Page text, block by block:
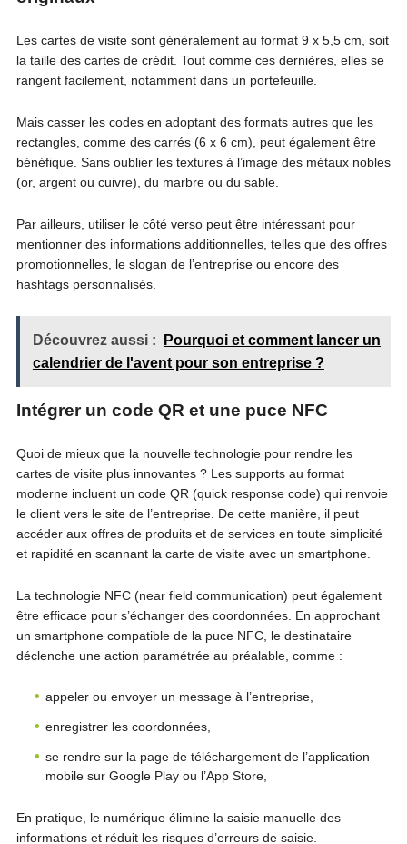
Les cartes de visite sont généralement au format 9 x 5,5 cm, soit
la taille des cartes de crédit. Tout comme ces dernières, elles se
rangent facilement, notamment dans un portefeuille.
Mais casser les codes en adoptant des formats autres que les
rectangles, comme des carrés (6 x 6 cm), peut également être
bénéfique. Sans oublier les textures à l’image des métaux nobles
(or, argent ou cuivre), du marbre ou du sable.
Par ailleurs, utiliser le côté verso peut être intéressant pour
mentionner des informations additionnelles, telles que des offres
promotionnelles, le slogan de l’entreprise ou encore des
hashtags personnalisés.
Découvrez aussi :
Pourquoi et comment lancer un
calendrier de l'avent pour son entreprise ?
Intégrer un code QR et une puce NFC
Quoi de mieux que la nouvelle technologie pour rendre les
cartes de visite plus innovantes ? Les supports au format
moderne incluent un code QR (quick response code) qui renvoie
le client vers le site de l’entreprise. De cette manière, il peut
accéder aux offres de produits et de services en toute simplicité
et rapidité en scannant la carte de visite avec un smartphone.
La technologie NFC (near field communication) peut également
être efficace pour s’échanger des coordonnées. En approchant
un smartphone compatible de la puce NFC, le destinataire
déclenche une action paramétrée au préalable, comme :
appeler ou envoyer un message à l’entreprise,
enregistrer les coordonnées,
se rendre sur la page de téléchargement de l’application
mobile sur Google Play ou l’App Store,
En pratique, le numérique élimine la saisie manuelle des
informations et réduit les risques d’erreurs de saisie.